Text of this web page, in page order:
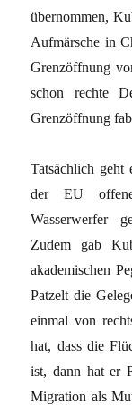
übernommen,
Aufmärsche in
Grenzöffnung
schon rechte
Grenzöffnung
Tatsächlich
der EU
Wasserwerfer
Zudem gab
akademischen
Patzelt die
einmal von
hat, dass die
ist, dann hat er
Migration als